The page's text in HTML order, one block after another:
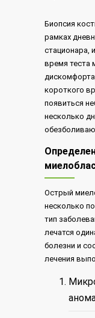
Биопсия
рамках
стационара,
время теста
короткого
появиться
несколько
Острый
несколько
тип
лечатся
болезни и
лечения